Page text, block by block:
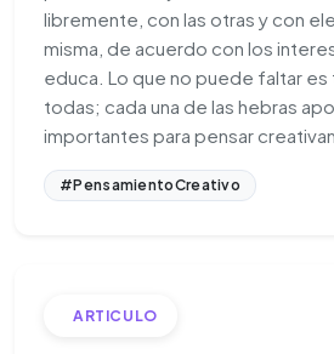
libremente, con las otras y con
misma, de acuerdo con los
educa. Lo que no puede faltar es
todas; cada una de las hebras
importantes para pensar
#PensamientoCreativo
ARTICULO